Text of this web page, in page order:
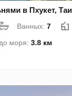
в Пхукет,
Ванных:7
моря:3.8 км